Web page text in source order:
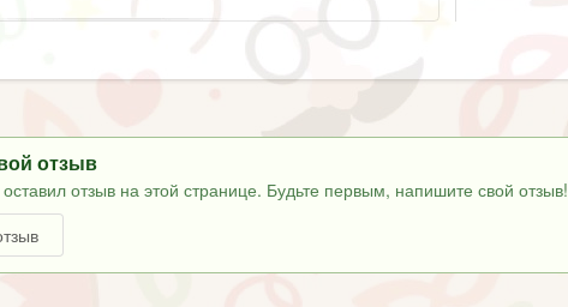
отзыв
отзыв на этой странице. Будьте первым, напишите свой отзыв!